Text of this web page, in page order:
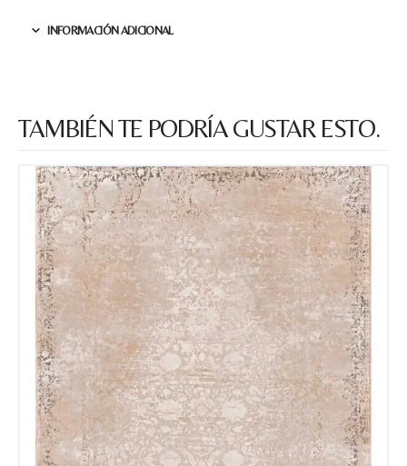
INFORMACIÓN ADICIONAL
TAMBIÉN TE PODRÍA GUSTAR ESTO.
Nombre y apellido*